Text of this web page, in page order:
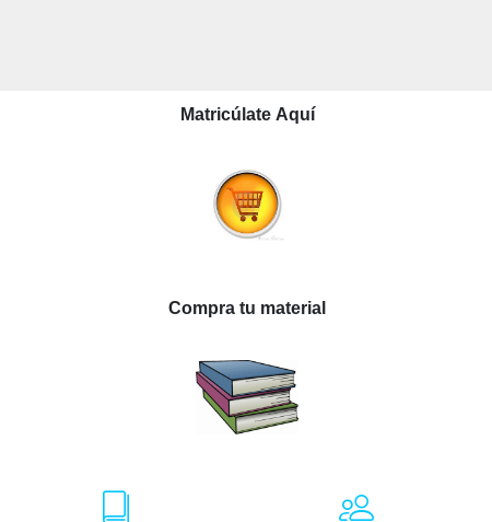
Matricúlate Aquí
Compra tu material